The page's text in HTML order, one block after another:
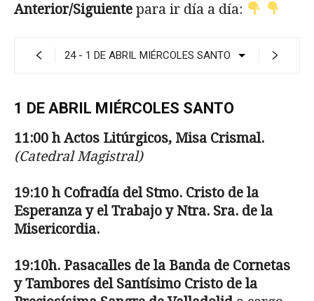
Anterior/Siguiente para ir día a día:
1 DE ABRIL MIÉRCOLES SANTO
11:00 h Actos Litúrgicos, Misa Crismal.
(Catedral Magistral)
19:10 h Cofradía del Stmo. Cristo de la
Esperan­za y el Trabajo y Ntra. Sra. de la
Misericordia.
19:10h. Pasacalles de la Banda de Cornetas
y Tambores del Santísimo Cristo de la